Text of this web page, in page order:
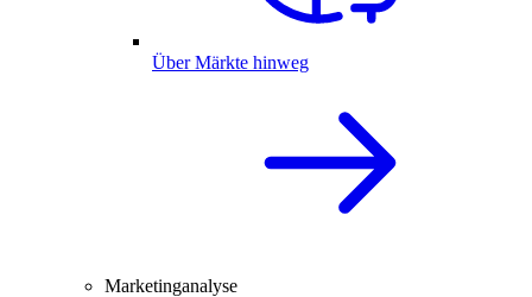
Über Märkte hinweg
Marketinganalyse